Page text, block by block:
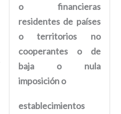
o financieras
residentes de países
o territorios no
cooperantes o de
baja o nula
imposición o
establecimientos